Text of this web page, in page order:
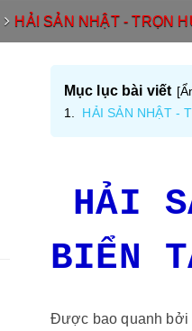
HẢI SẢN NHẬT - TRỌN
Mục lục bài viết [
HẢI SẢN NHẬT -
HẢI
BIỂN
Được bao quanh bởi